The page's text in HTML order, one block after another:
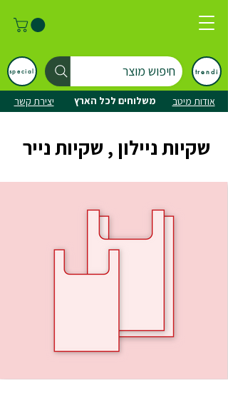
אודות מיטב יצירת קשר משלוחים לכל הארץ
trendi חיפוש מוצר special
שקיות ניילון , שקיות נייר